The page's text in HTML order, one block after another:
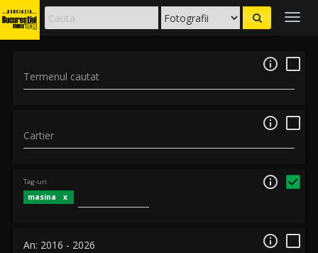
Termenul cautat

Cartier

masina
Tag-uri 
An: 2016 - 2026 